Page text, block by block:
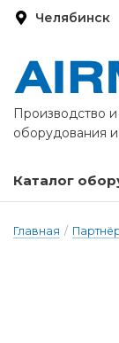
Челябинск
Производство
оборудования
Каталог
Главная /